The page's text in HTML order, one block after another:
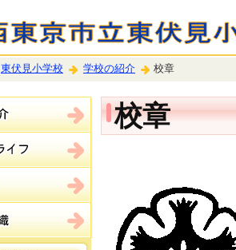
東伏見小学校 学校の紹介 校章
校章